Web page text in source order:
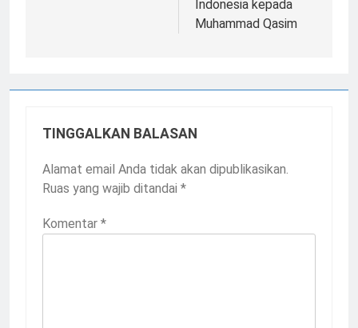
Indonesia kepada
Muhammad Qasim
TINGGALKAN BALASAN
Alamat email Anda tidak akan dipublikasikan.
Ruas yang wajib ditandai *
Komentar *